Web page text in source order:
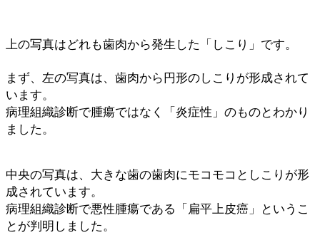
上の写真はどれも歯肉から発生した「しこり」です。
まず、左の写真は、歯肉から円形のしこりが形成されて
います。
病理組織診断で腫瘍ではなく「炎症性」のものとわかり
ました。
中央の写真は、大きな歯の歯肉にモコモコとしこりが形
成されています。
病理組織診断で悪性腫瘍である「扁平上皮癌」というこ
とが判明しました。